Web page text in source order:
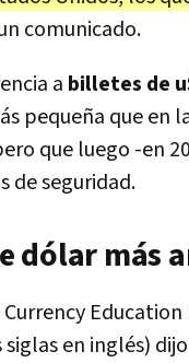
comunicado.
a billetes de
pequeña que en
que luego -en
de seguridad.
dólar más
siglas en inglés)